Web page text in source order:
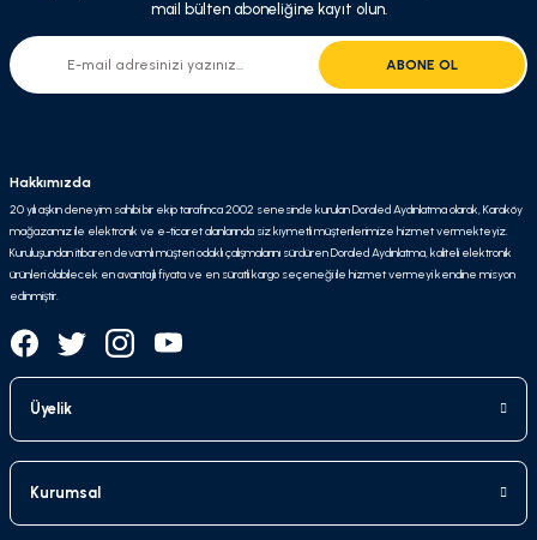
mail bülten aboneliğine kayıt olun.
ABONE OL
Hakkımızda
20 yılı aşkın deneyim sahibi bir ekip tarafınca 2002 senesinde kurulan Doraled Aydınlatma olarak, Karaköy
mağazamız ile elektronik ve e-ticaret alanlarında siz kıymetli müşterilerimize hizmet vermekteyiz.
Kuruluşundan itibaren devamlı müşteri odaklı çalışmalarını sürdüren Doraled Aydınlatma, kaliteli elektronik
ürünleri olabilecek en avantajlı fiyata ve en süratli kargo seçeneği ile hizmet vermeyi kendine misyon
edinmiştir.
Üyelik
Kurumsal